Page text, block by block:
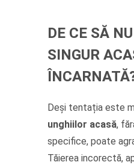
DE CE SĂ
SINGUR
Deși tentația este
unghiilor acasă,
specifice, poate
Tăierea incorectă,